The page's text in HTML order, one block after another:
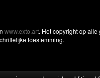
www.exto.art. Het copyright op
toestemming.